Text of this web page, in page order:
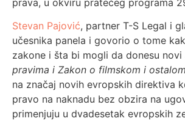
Stevan Pajović, partner T-S Legal i
učesnika panela i govorio o tome
zakone i šta bi mogli da donesu
pravima i Zakon o filmskom i
na značaj novih evropskih direktiva
pravo na naknadu bez obzira na
primenjuju u dvadesetak evropskih